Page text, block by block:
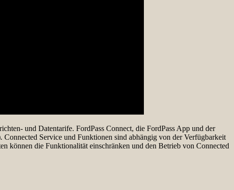
und Datentarife. FordPass Connect, die FordPass App und der
Service und Funktionen sind abhängig von der Verfügbarkeit
können die Funktionalität einschränken und den Betrieb von Connected